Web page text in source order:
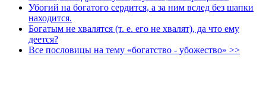
Убогий на богатого сердится, а за ним вслед без шапки
находится.
Богатым не хвалятся (т. е. его не хвалят), да что ему
деется?
Все пословицы на тему «богатство - убожество» >>